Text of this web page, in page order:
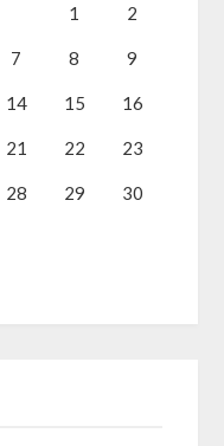
1
2
7 8 9
14 15 16
21 22 23
28 29 30